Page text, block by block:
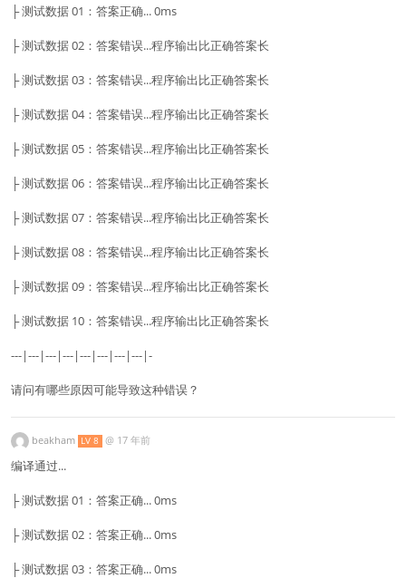
├ 测试数据 01：答案正确... 0ms
├ 测试数据 02：答案错误...程序输出比正确答案长
├ 测试数据 03：答案错误...程序输出比正确答案长
├ 测试数据 04：答案错误...程序输出比正确答案长
├ 测试数据 05：答案错误...程序输出比正确答案长
├ 测试数据 06：答案错误...程序输出比正确答案长
├ 测试数据 07：答案错误...程序输出比正确答案长
├ 测试数据 08：答案错误...程序输出比正确答案长
├ 测试数据 09：答案错误...程序输出比正确答案长
├ 测试数据 10：答案错误...程序输出比正确答案长
---|---|---|---|---|---|---|---|-
请问有哪些原因可能导致这种错误？
beakham LV 8 @ 17 年前
编译通过...
├ 测试数据 01：答案正确... 0ms
├ 测试数据 02：答案正确... 0ms
├ 测试数据 03：答案正确... 0ms